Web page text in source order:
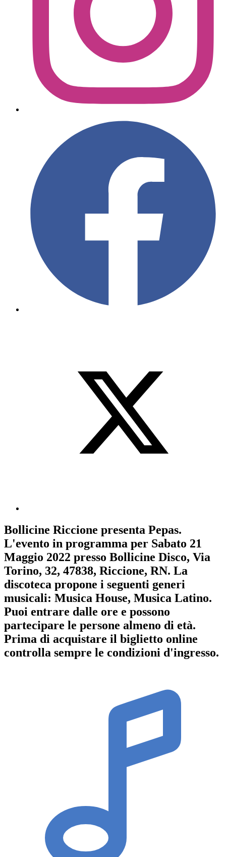
Bollicine Riccione presenta Pepas.
L'evento in programma per Sabato 21
Maggio 2022 presso Bollicine Disco, Via
Torino, 32, 47838, Riccione, RN. La
discoteca propone i seguenti generi
musicali: Musica House, Musica Latino.
Puoi entrare dalle ore e possono
partecipare le persone almeno di età.
Prima di acquistare il biglietto online
controlla sempre le condizioni d'ingresso.